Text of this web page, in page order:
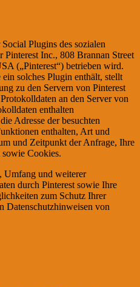
Plugins des sozialen
Pinterest Inc., 808 Brannan Street
(„Pinterest“) betrieben wird.
solches Plugin enthält, stellt
zu den Servern von Pinterest
an den Server von
enthalten
Adresse der besuchten
enthalten, Art und
und Zeitpunkt der Anfrage, Ihre
Cookies.
Umfang und weiterer
durch Pinterest sowie Ihre
zum Schutz Ihrer
Datenschutzhinweisen von